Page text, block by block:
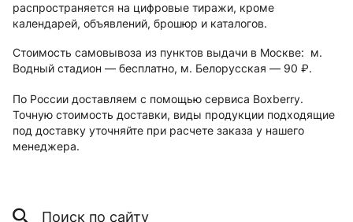
распространяется на цифровые тиражи, кроме
календарей, объявлений, брошюр и каталогов.
Стоимость самовывоза из пунктов выдачи в Москве: м.
Водный стадион — бесплатно, м. Белорусская — 90 руб..
По России доставляем с помощью сервиса Boxberry.
Точную стоимость доставки, виды продукции подходящие
под доставку уточняйте при расчете заказа у нашего
менеджера.